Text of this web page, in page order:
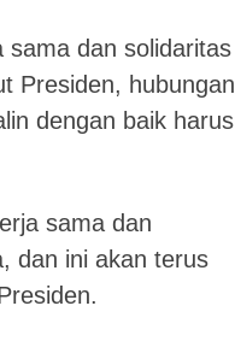
sama dan solidaritas
Presiden, hubungan
dengan baik harus
sama dan
dan ini akan terus